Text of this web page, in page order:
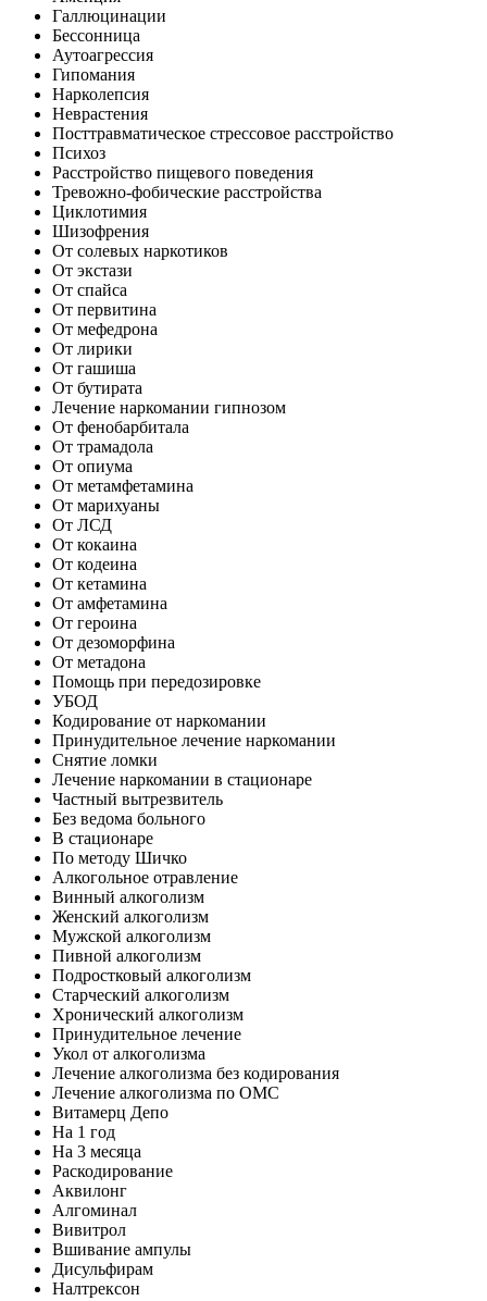
Галлюцинации
Бессонница
Аутоагрессия
Гипомания
Нарколепсия
Неврастения
Посттравматическое стрессовое расстройство
Психоз
Расстройство пищевого поведения
Тревожно-фобические расстройства
Циклотимия
Шизофрения
От солевых наркотиков
От экстази
От спайса
От первитина
От мефедрона
От лирики
От гашиша
От бутирата
Лечение наркомании гипнозом
От фенобарбитала
От трамадола
От опиума
От метамфетамина
От марихуаны
От ЛСД
От кокаина
От кодеина
От кетамина
От амфетамина
От героина
От дезоморфина
От метадона
Помощь при передозировке
УБОД
Кодирование от наркомании
Принудительное лечение наркомании
Снятие ломки
Лечение наркомании в стационаре
Частный вытрезвитель
Без ведома больного
В стационаре
По методу Шичко
Алкогольное отравление
Винный алкоголизм
Женский алкоголизм
Мужской алкоголизм
Пивной алкоголизм
Подростковый алкоголизм
Старческий алкоголизм
Хронический алкоголизм
Принудительное лечение
Укол от алкоголизма
Лечение алкоголизма без кодирования
Лечение алкоголизма по ОМС
Витамерц Депо
На 1 год
На 3 месяца
Раскодирование
Аквилонг
Алгоминал
Вивитрол
Вшивание ампулы
Дисульфирам
Налтрексон